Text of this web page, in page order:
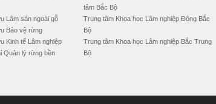
Lâm sản ngoài gỗ
Bảo vệ rừng
Kinh tế Lâm nghiệp
Quản lý rừng bền
tâm Bắc Bộ
Trung tâm Khoa học Lâm nghiệp Đông Bắc
Bộ
Trung tâm Khoa học Lâm nghiệp Bắc Trung
Bộ